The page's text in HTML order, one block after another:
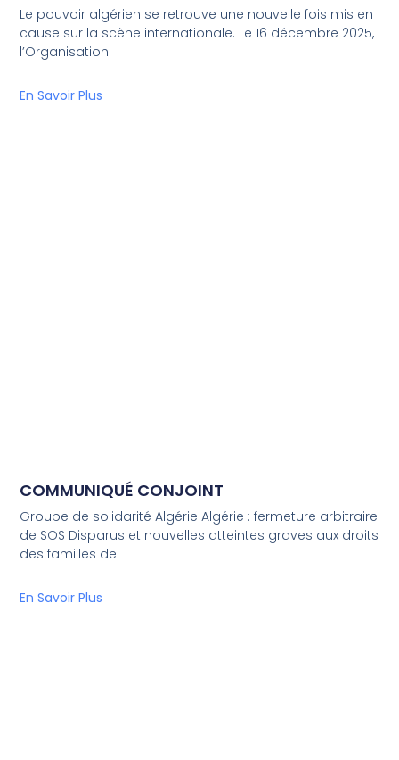
Le pouvoir algérien se retrouve une nouvelle fois mis en
cause sur la scène internationale. Le 16 décembre 2025,
l’Organisation
En Savoir Plus
COMMUNIQUÉ CONJOINT
Groupe de solidarité Algérie Algérie : fermeture arbitraire
de SOS Disparus et nouvelles atteintes graves aux droits
des familles de
En Savoir Plus